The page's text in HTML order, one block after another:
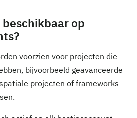
beschikbaar op
voorzien voor projecten die
bijvoorbeeld geavanceerde
projecten of frameworks